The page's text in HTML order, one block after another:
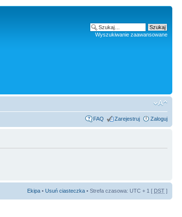
Wyszukiwanie zaawansowane
FAQ Zarejestruj Zaloguj
Ekipa • Usuń ciasteczka • Strefa czasowa: UTC + 1 [ DST ]